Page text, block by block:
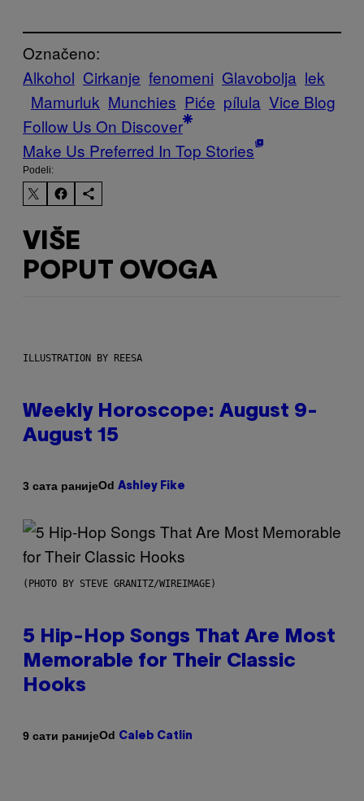
Označeno:
Alkohol Cirkanje fenomeni Glavobolja lek
Mamurluk Munchies Piće pílula Vice Blog
Follow Us On Discover
Make Us Preferred In Top Stories
Podeli:
VIŠE
POPUT OVOGA
ILLUSTRATION BY REESA
Weekly Horoscope: August 9-
August 15
3 сата ранијеOd Ashley Fike
(PHOTO BY STEVE GRANITZ/WIREIMAGE)
5 Hip-Hop Songs That Are Most
Memorable for Their Classic
Hooks
9 сати ранијеOd Caleb Catlin